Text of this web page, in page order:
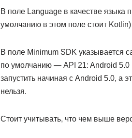
В поле Language в качестве языка
умолчанию в этом поле стоит Kotlin)
В поле Minimum SDK указывается
по умолчанию — API 21: Android 5.0
запустить начиная с Android 5.0, а
нельзя.
Стоит учитывать, что чем выше